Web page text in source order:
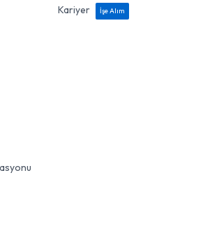
Kariyer
İşe Alım